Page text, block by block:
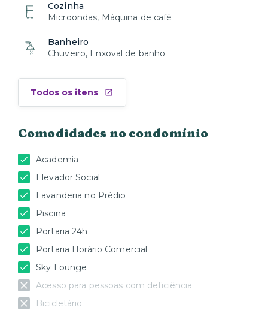
Cozinha
Microondas, Máquina de café
Banheiro
Chuveiro, Enxoval de banho
Todos os itens
Comodidades no condomínio
Academia
Elevador Social
Lavanderia no Prédio
Piscina
Portaria 24h
Portaria Horário Comercial
Sky Lounge
Acesso para pessoas com deficiência
Bicicletário